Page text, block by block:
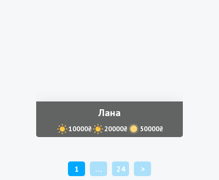
Лана
10000₴ 20000₴ 50000₴
POSTS
1 … 24 >